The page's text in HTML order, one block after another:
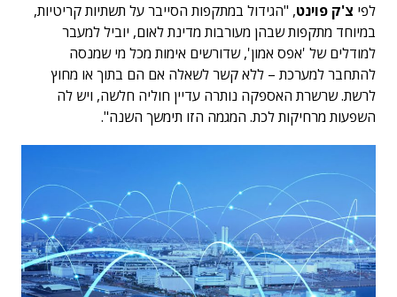
לפי צ'ק פוינט, "הגידול במתקפות הסייבר על תשתיות קריטיות,
במיוחד מתקפות שבהן מעורבות מדינת לאום, יוביל למעבר
למודלים של 'אפס אמון', שדורשים אימות מכל מי שמנסה
להתחבר למערכת – ללא קשר לשאלה אם הם בתוך או מחוץ
לרשת. שרשרת האספקה נותרה עדיין חוליה חלשה, ויש לה
השפעות מרחיקות לכת. המגמה הזו תימשך השנה".